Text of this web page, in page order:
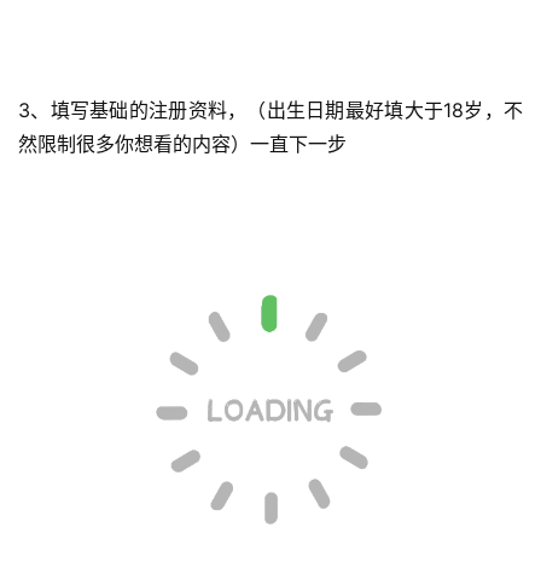
3、填写基础的注册资料，（出生日期最好填大于18岁，不
然限制很多你想看的内容）一直下一步